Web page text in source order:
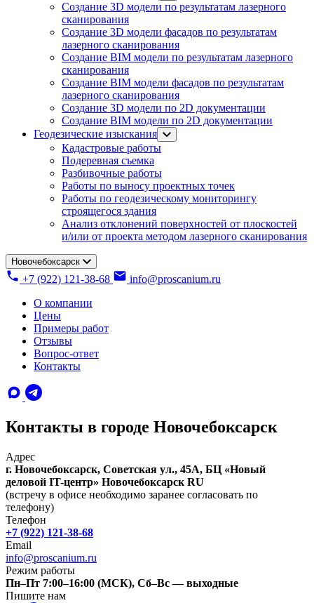
Создание 3D модели по результатам лазерного
сканирования
Создание 3D модели фасадов по результатам
лазерного сканирования
Создание BIM модели по результатам лазерного
сканирования
Создание BIM модели фасадов по результатам
лазерного сканирования
Создание 3D модели по 2D документации
Создание BIM модели по 2D документации
Геодезические изыскания
Кадастровые работы
Подеревная съемка
Разбивочные работы
Работы по выносу проектных точек
Работы по геодезическому мониторингу
строящегося здания
Анализ отклонений поверхностей от плоскостей
и/или от проекта методом лазерного сканирования
Новочебоксарск
+7 (922) 121-38-68
info@proscanium.ru
О компании
Цены
Примеры работ
Отзывы
Вопрос-ответ
Контакты
Контакты в городе Новочебоксарск
Адрес
г. Новочебоксарск, Советская ул., 45А, БЦ «Новый
деловой IT-центр» Новочебоксарск RU
(встречу в офисе необходимо заранее согласовать по
телефону)
Телефон
+7 (922) 121-38-68
Email
info@proscanium.ru
Режим работы
Пн–Пт 7:00–16:00 (МСК), Сб–Вс — выходные
Пишите нам